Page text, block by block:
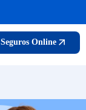
Seguros Online